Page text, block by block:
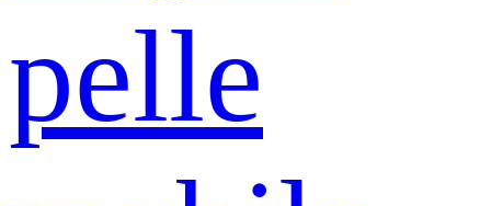
pelle